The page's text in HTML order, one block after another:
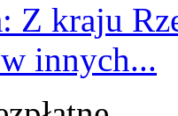
Z kraju
innych...